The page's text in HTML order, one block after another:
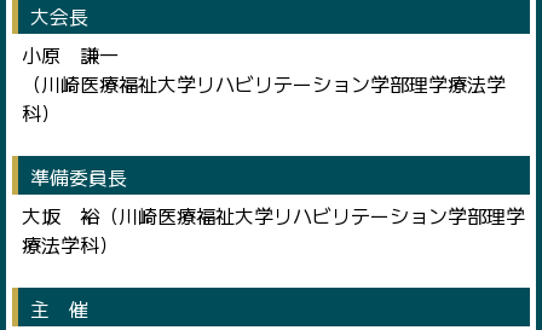
大会長
小原 謙一
（川崎医療福祉大学リハビリテーション学部理学療法学
科）
準備委員長
大坂 裕（川崎医療福祉大学リハビリテーション学部理学
療法学科）
主 催